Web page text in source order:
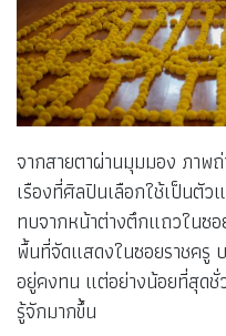
จากสายตาผ่านมุมมอง ภาพ
เรืองที่ศิลปินเลือกใช้เป็นตั
ทบจากหน้าต่างตึกแถวในซ
พื้นที่จัดแสดงในซอยราชครู
อยู่คงทน แต่อย่างน้อยที่สุดชั่
รู้จักมากขึ้น